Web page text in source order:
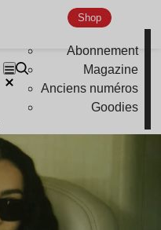
Shop
Abonnement
Magazine
Anciens numéros
Goodies